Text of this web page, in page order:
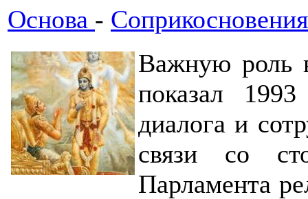
Основа -
Важную роль
показал
диалога и
связи со
Парламента